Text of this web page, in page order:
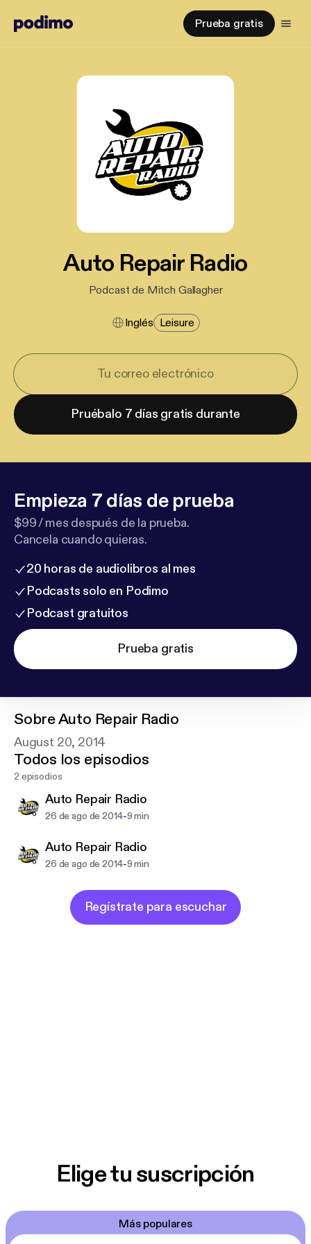
Prueba gratis
Auto Repair Radio
Podcast de Mitch Gallagher
Inglés Leisure
Pruébalo 7 días gratis durante
Empieza 7 días de prueba
$99 / mes después de la prueba.
Cancela cuando quieras.
20 horas de audiolibros al mes
Podcasts solo en Podimo
Podcast gratuitos
Prueba gratis
SobreAuto Repair Radio
August 20, 2014
Todos los episodios
2 episodios
Auto Repair Radio
26 de ago de 2014-9 min
Auto Repair Radio
26 de ago de 2014-9 min
Regístrate para escuchar
Elige tu suscripción
Más populares